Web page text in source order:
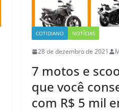
COTIDIANO NOTÍCIAS
28 de dezembro de 2021
7 motos e
que você
com R$ 5 mil